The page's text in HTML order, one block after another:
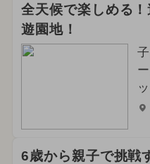
全天候で楽しめる
遊園地！
6歳から親子で挑戦